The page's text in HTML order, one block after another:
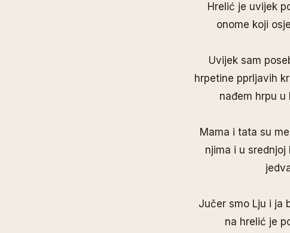
Hrelić je uvijek
onome koji
Uvijek sam
hrpetine pprljavih
nađem hrpu u
Mama i tata su
njima i u
Jučer smo Lju i ja
na hrelić je